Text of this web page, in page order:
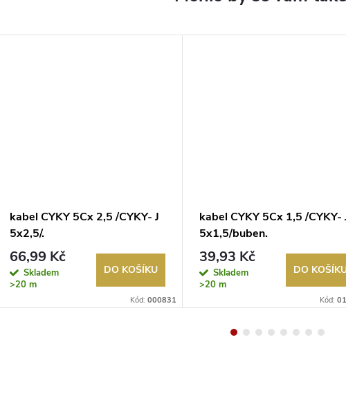
kabel CYKY 5Cx 2,5 /CYKY- J
5x2,5/.
66,99 Kč
Skladem
>20 m
DO KOŠÍKU
Kód: 000831
kabel CYKY 5Cx 1,5 /CYKY-
5x1,5/buben.
39,93 Kč
Skladem
>20 m
DO
Kód: